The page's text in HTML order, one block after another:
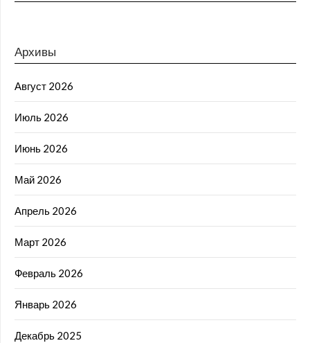
Архивы
Август 2026
Июль 2026
Июнь 2026
Май 2026
Апрель 2026
Март 2026
Февраль 2026
Январь 2026
Декабрь 2025